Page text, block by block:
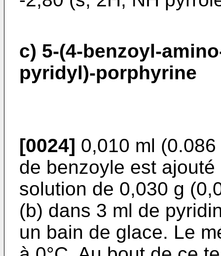
c) 5-(4-benzoyl-
pyridyl)-porphyrine
[0024] 0,010 ml
de benzoyle est
solution de 0,030 g
(b) dans 3 ml de
un bain de glace. Le